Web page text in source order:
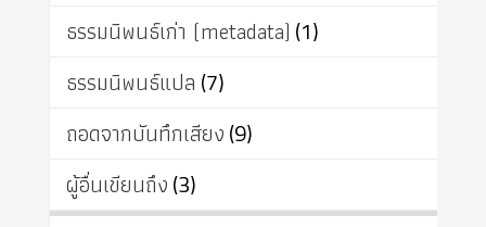
ธรรมนิพนธ์เก่า (metadata) (1)
ธรรมนิพนธ์แปล (7)
ถอดจากบันทึกเสียง(9)
ผู้อื่นเขียนถึง(3)